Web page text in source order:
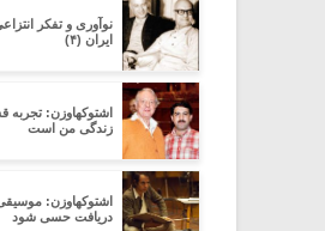
نوآوری و تفکر
ایران (۴)
اشتوکهاوزن: تجربه
زندگی من است
اشتوکهاوزن:
دریافت حسی شود